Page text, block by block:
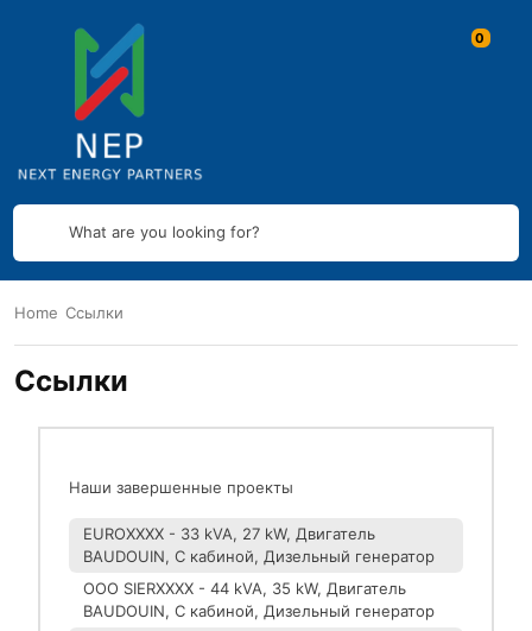
What are you looking for?
Home Ссылки
Ссылки
Наши завершенные проекты
EUROXXXX - 33 kVA, 27 kW, Двигатель
BAUDOUIN, С кабиной, Дизельный генератор
ООО SIERXXXX - 44 kVA, 35 kW, Двигатель
BAUDOUIN, С кабиной, Дизельный генератор